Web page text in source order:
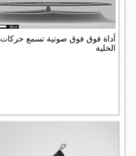
أداة فوق فوق صوتية تسمع حركات
الخلية